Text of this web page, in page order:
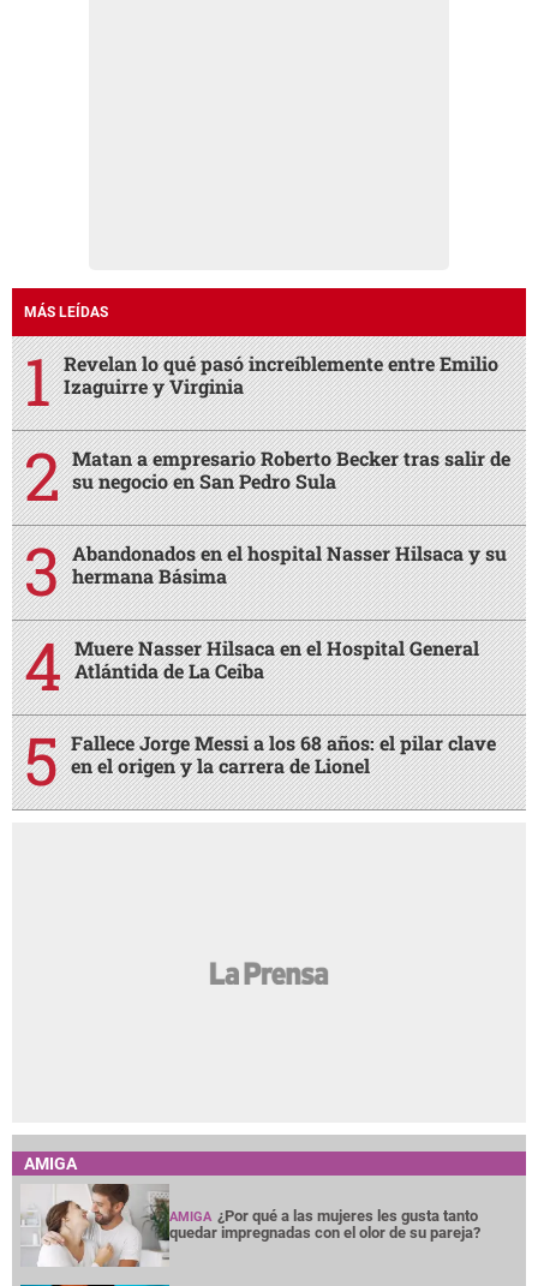
MÁS LEÍDAS
Revelan lo qué pasó increíblemente entre Emilio
Izaguirre y Virginia
Matan a empresario Roberto Becker tras salir de
su negocio en San Pedro Sula
Abandonados en el hospital Nasser Hilsaca y su
hermana Básima
Muere Nasser Hilsaca en el Hospital General
Atlántida de La Ceiba
Fallece Jorge Messi a los 68 años: el pilar clave
en el origen y la carrera de Lionel
AMIGA
AMIGA ¿Por qué a las mujeres les gusta tanto
quedar impregnadas con el olor de su pareja?